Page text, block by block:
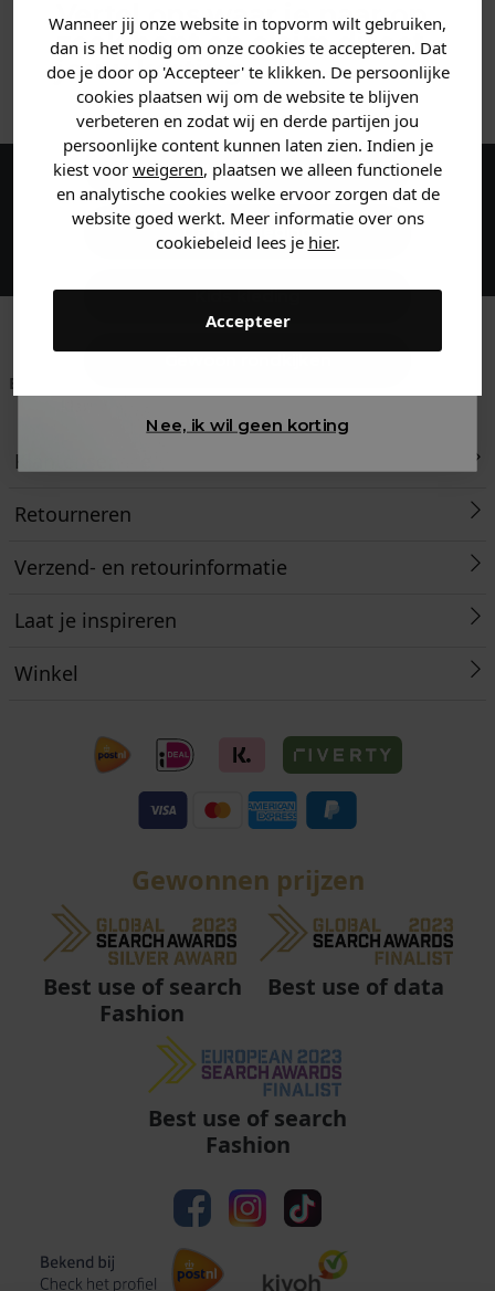
Wanneer jij onze website in topvorm wilt gebruiken,
dan is het nodig om onze cookies te accepteren. Dat
doe je door op 'Accepteer' te klikken. De persoonlijke
cookies plaatsen wij om de website te blijven
verbeteren en zodat wij en derde partijen jou
persoonlijke content kunnen laten zien. Indien je
kiest voor weigeren, plaatsen we alleen functionele
en analytische cookies welke ervoor zorgen dat de
website goed werkt. Meer informatie over ons
cookiebeleid lees je hier.
Accepteer
MATERIAAL & WASVOORSCHRIFT
ANDERE BESTELDEN OOK
Maak een account aan en ontvang 5%
korting op je eerste bestelling!
Betaal achteraf met
Klantenservice
Retourneren
Verzend- en retourinformatie
Laat je inspireren
Winkel
Gewonnen prijzen
Best use of search
Fashion
Best use of data
Best use of search
Fashion
Vertel ons waar je naar op
zoek bent en claim direct
jouwkorting.
Heren kleding
Dames kleding
Kids kleding
Nee, ik wil geen korting